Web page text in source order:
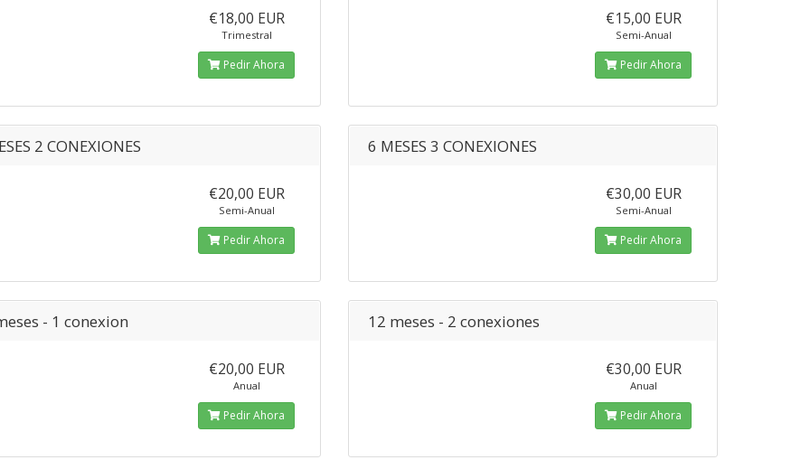
€18,00 EUR
Trimestral
Pedir Ahora
€15,00 EUR
Semi-Anual
Pedir Ahora
2 CONEXIONES
€20,00 EUR
Semi-Anual
Pedir Ahora
6 MESES 3 CONEXIONES
€30,00 EUR
Semi-Anual
Pedir Ahora
- 1 conexion
€20,00 EUR
Anual
Pedir Ahora
12 meses - 2 conexiones
€30,00 EUR
Anual
Pedir Ahora